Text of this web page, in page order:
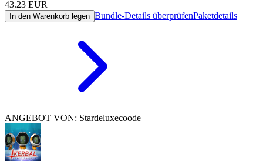
43.23 EUR
In den Warenkorb legen Bundle-Details überprüfenPaketdetails
ANGEBOT VON: Stardeluxecoode